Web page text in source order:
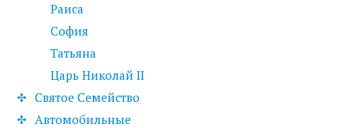
Раиса
София
Татьяна
Царь Николай II
Святое Семейство
Автомобильные